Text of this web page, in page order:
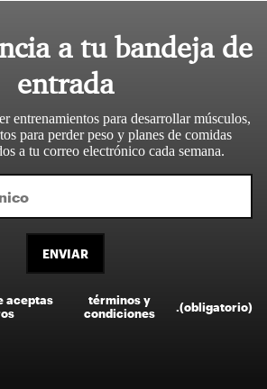
a tu bandeja de
entrada
entrenamientos para desarrollar músculos,
para perder peso y planes de comidas
a tu correo electrónico cada semana.
ENVIAR
aceptas
términos y
condiciones
(obligatorio)